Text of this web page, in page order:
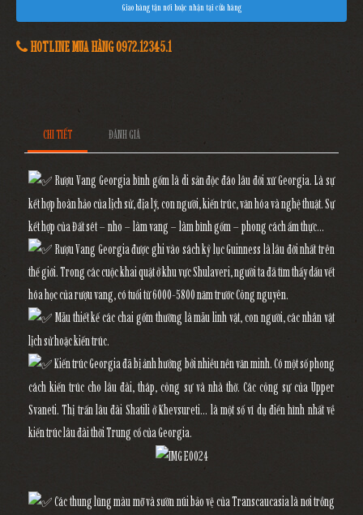
Giao hàng tận nơi hoặc nhận tại cửa hàng
HOTLINE MUA HÀNG 0972.12345.1
CHI TIẾT ĐÁNH GIÁ
Rượu Vang Georgia bình gốm là di sản độc đáo lâu đời xứ Georgia. Là sự
kết hợp hoàn hảo của lịch sử, địa lý, con người, kiến trúc, văn hóa và nghệ thuật. Sự
kết hợp của Đất sét – nho – làm vang – làm bình gốm – phong cách ẩm thực…
Rượu Vang Georgia được ghi vào sách kỷ lục Guinness là lâu đời nhất trên
thế giới. Trong các cuộc khai quật ở khu vực Shulaveri, người ta đã tìm thấy dấu vết
hóa học của rượu vang, có tuổi từ 6000-5800 năm trước Công nguyên.
Mẫu thiết kế các chai gốm thường là mẫu linh vật, con người, các nhân vật
lịch sử hoặc kiến trúc.
Kiến trúc Georgia đã bị ảnh hưởng bởi nhiều nền văn minh. Có một số phong
cách kiến trúc cho lâu đài, tháp, công sự và nhà thờ. Các công sự của Upper
Svaneti. Thị trấn lâu đài Shatili ở Khevsureti… là một số ví dụ điển hình nhất về
kiến trúc lâu đài thời Trung cổ của Georgia.
Các thung lũng màu mỡ và sườn núi bảo vệ của Transcaucasia là nơi trồng